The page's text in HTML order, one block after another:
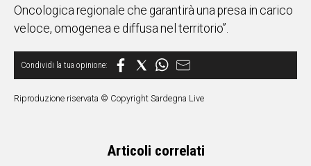
Oncologica regionale che garantirà una presa in carico
veloce, omogenea e diffusa nel territorio”.
Riproduzione riservata © Copyright Sardegna Live
Articoli correlati